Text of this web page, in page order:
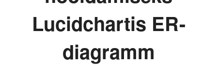
Lucidchartis ER-
diagramm